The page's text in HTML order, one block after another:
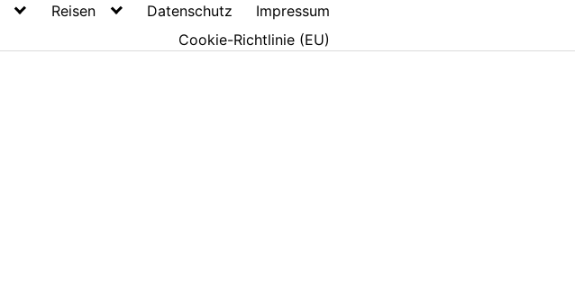
Reisen Datenschutz
Impressum
Cookie-Richtlinie (EU)